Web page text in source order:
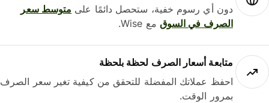
دون أي رسوم خفية، ستحصل دائمًا علىمتوسط ​​سعر
الصرف في السوقمع Wise.
متابعة أسعار الصرف لحظة بلحظة
احفظ عملاتك المفضلة للتحقق من كيفية تغير سعر الصرف
بمرور الوقت.